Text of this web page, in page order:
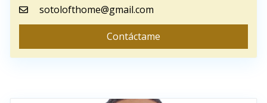
sotolofthome@gmail.com
Contáctame